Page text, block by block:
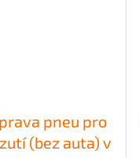
pneu pro
(bez auta) v